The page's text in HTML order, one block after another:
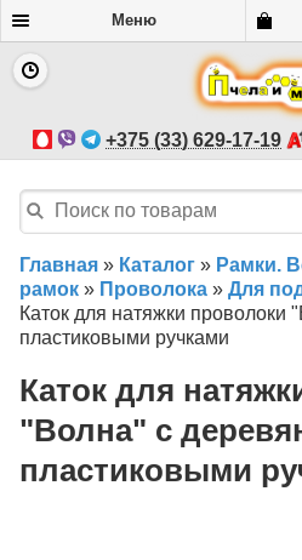
Меню
+375 (33) 629-17-19
Главная » Каталог » Рамки.
рамок » Проволока » Для
Каток для натяжки
пластиковыми ручками
Каток для
"Волна" с
пластиковыми